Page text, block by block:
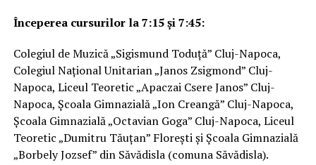
Începerea cursurilor la 7:15 și 7:45:
Colegiul de Muzică „Sigismund Toduță” Cluj-Napoca,
Colegiul Național Unitarian „Janos Zsigmond” Cluj-
Napoca, Liceul Teoretic „Apaczai Csere Janos” Cluj-
Napoca, Școala Gimnazială „Ion Creangă” Cluj-Napoca,
Școala Gimnazială „Octavian Goga” Cluj-Napoca, Liceul
Teoretic „Dumitru Tăuțan” Florești și Școala Gimnazială
„Borbely Jozsef” din Săvădisla (comuna Săvădisla).